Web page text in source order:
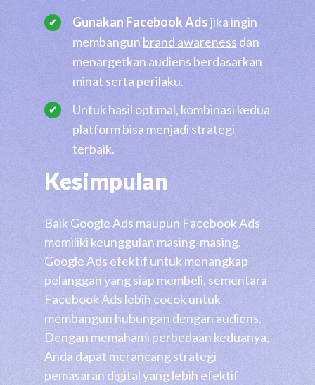
Gunakan Facebook Adsjika ingin
membangun brand awareness dan
menargetkan audiens berdasarkan
minat serta perilaku.
Untuk hasil optimal, kombinasi kedua
platform bisa menjadi strategi
terbaik.
Kesimpulan
Baik Google Ads maupun Facebook Ads
memiliki keunggulan masing-masing.
Google Ads efektif untuk menangkap
pelanggan yang siap membeli, sementara
Facebook Ads lebih cocok untuk
membangun hubungan dengan audiens.
Dengan memahami perbedaan keduanya,
Anda dapat merancangstrategi
pemasaran digital yang lebih efektif